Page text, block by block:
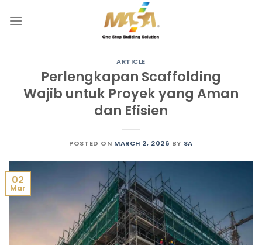
ARTICLE
Perlengkapan Scaffolding
Wajib untuk Proyek yang Aman
dan Efisien
POSTED ON MARCH 2, 2026 BY SA
02
Mar